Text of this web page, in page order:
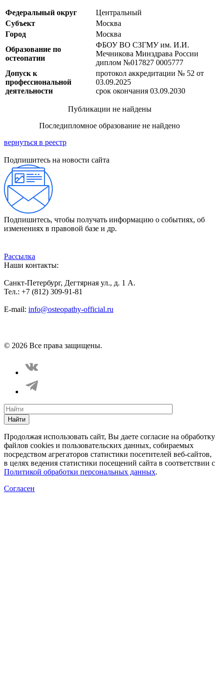
Федеральный округ
Центральный
Субъект
Москва
Город
Москва
Образование по
остеопатии
ФБОУ ВО СЗГМУ им. И.И.
Мечникова Минздрава России
диплом №017827 0005777
Допуск к
профессиональной
деятельности
протокол аккредитации № 52 от
03.09.2025
срок окончания 03.09.2030
Публикации не найдены
Последипломное образование не найдено
вернуться в реестр
Подпишитесь на новости сайта
Подпишитесь, чтобы получать информацию о событиях, об
изменениях в правовой базе и др.
Рассылка
Наши контакты:
Санкт-Петербург, Дегтярная ул., д. 1 А.
Тел.: +7 (812) 309-91-81
E-mail: info@osteopathy-official.ru
© 2026 Все права защищены.
Найти
Продолжая использовать сайт, Вы даете согласие на обработку
файлов cookies и пользовательских данных, собираемых
посредством агрегаторов статистики посетителей веб-сайтов,
в целях ведения статистики посещений сайта в соответствии с
Политикой обработки персональных данных.
Согласен